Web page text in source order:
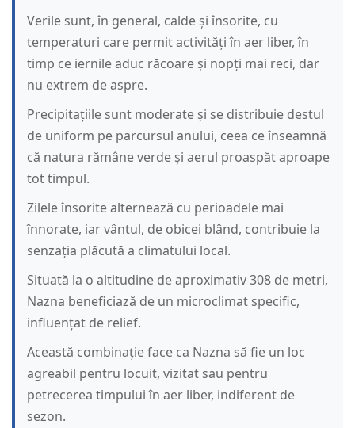
Verile sunt, în general, calde și însorite, cu
temperaturi care permit activități în aer liber, în
timp ce iernile aduc răcoare și nopți mai reci, dar
nu extrem de aspre.
Precipitațiile sunt moderate și se distribuie destul
de uniform pe parcursul anului, ceea ce înseamnă
că natura rămâne verde și aerul proaspăt aproape
tot timpul.
Zilele însorite alternează cu perioadele mai
înnorate, iar vântul, de obicei blând, contribuie la
senzația plăcută a climatului local.
Situată la o altitudine de aproximativ 308 de metri,
Nazna beneficiază de un microclimat specific,
influențat de relief.
Această combinație face ca Nazna să fie un loc
agreabil pentru locuit, vizitat sau pentru
petrecerea timpului în aer liber, indiferent de
sezon.